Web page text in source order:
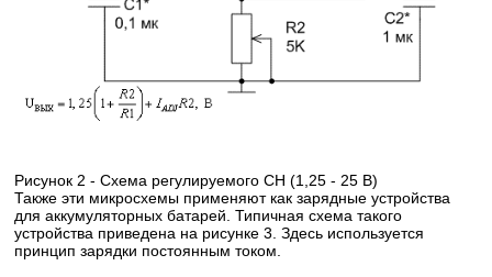
Рисунок 2 - Схема регулируемого СН (1,25 - 25 В)
Также эти микросхемы применяют как зарядные устройства
для аккумуляторных батарей. Типичная схема такого
устройства приведена на рисунке 3. Здесь используется
принцип зарядки постоянным током.